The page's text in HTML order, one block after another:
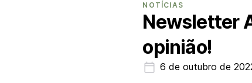
NOTÍCIAS
Newsletter
opinião!
6 de outubro de